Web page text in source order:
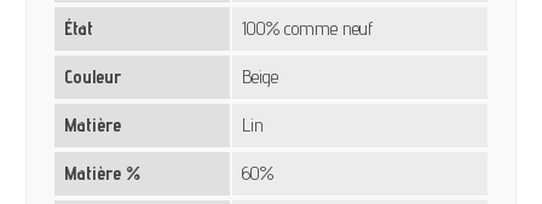
État 100% comme neuf
Couleur Beige
Matière Lin
Matière % 60%